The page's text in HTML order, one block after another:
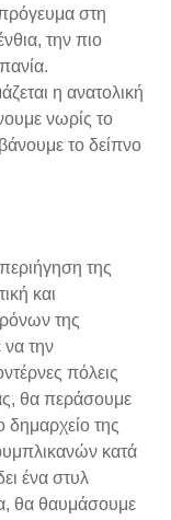
στη
την πιο
η ανατολική
νωρίς το
το δείπνο
της
και
της
την
πόλεις
θα περάσουμε
της
κατά
ένα στυλ
θα θαυμάσουμε